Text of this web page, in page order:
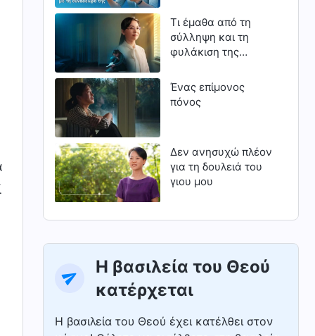
Τι έμαθα από τη
σύλληψη και τη
φυλάκιση της
Ένας επίμονος
πόνος
Δεν ανησυχώ πλέον
για τη δουλειά του
γιου μου
Η βασιλεία του Θεού
κατέρχεται
Η βασιλεία του Θεού έχει κατέλθει στον